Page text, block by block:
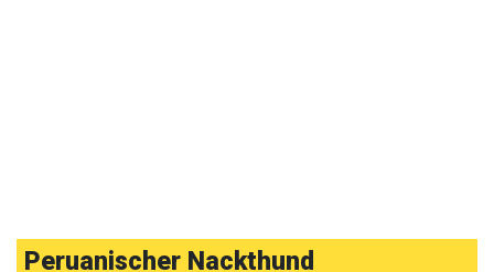
Peruanischer Nackthund